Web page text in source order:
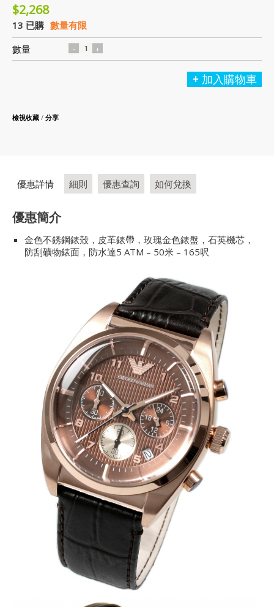
$2,268
13 已購 數量有限
數量
加入購物車
檢視收藏 / 分享
優惠詳情 細則 優惠查詢 如何兌換
優惠簡介
金色不銹鋼錶殼，皮革錶帶，玫瑰金色錶盤，石英機芯，
防刮礦物錶面，防水達5 ATM – 50米 – 165呎